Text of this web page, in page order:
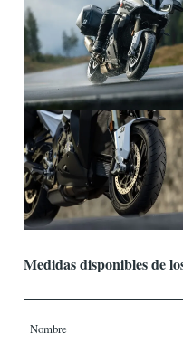
Medidas disponibles de
Nombre